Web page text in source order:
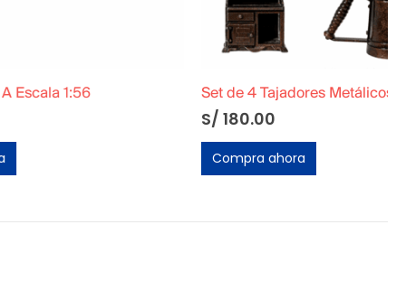
Set de 4 Tajadores Metálicos Originales